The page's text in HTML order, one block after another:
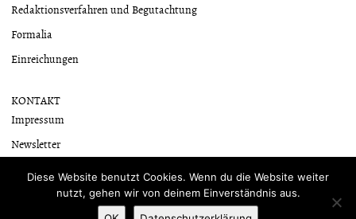
Redaktionsverfahren und Begutachtung
Formalia
Einreichungen
KONTAKT
Impressum
Newsletter
Diese Website benutzt Cookies. Wenn du die Website weiter
nutzt, gehen wir von deinem Einverständnis aus.